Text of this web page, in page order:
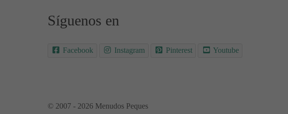
Síguenos en
Facebook Instagram Pinterest Youtube
© 2007 - 2026 Menudos Peques